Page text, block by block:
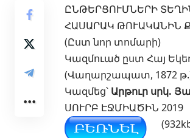
ԸՆԹԵՐՑՈՒՄՆԵՐԻ
ՀԱՍԱՐԱԿ ԹՈՒԱԿԱՆԻՆ
(Ըստ նոր տոմարի)
Կազմուած ըստ Հայ
(Վաղարշապատ, 1872
Կազմեց՝ Արթուր սրկ.
ՍՈՒՐԲ ԷՋՄԻԱԾԻՆ 2019